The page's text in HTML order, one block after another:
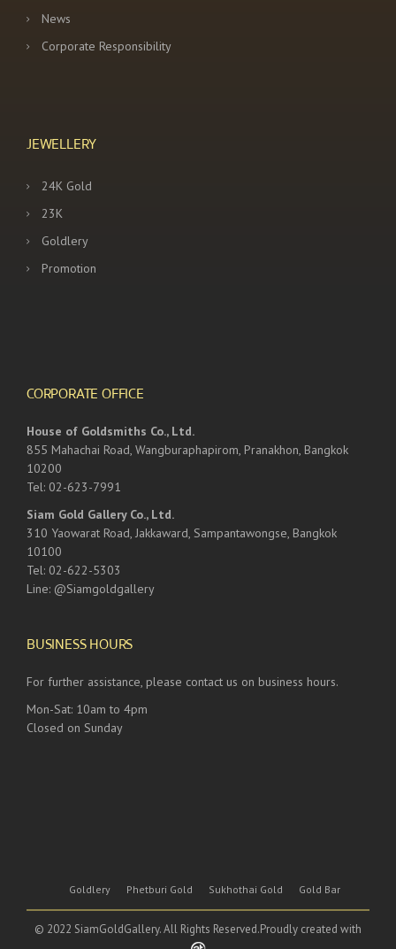
News
Corporate Responsibility
JEWELLERY
24K Gold
23K
Goldlery
Promotion
CORPORATE OFFICE
House of Goldsmiths Co., Ltd.
855 Mahachai Road, Wangburaphapirom, Pranakhon, Bangkok
10200
Tel: 02-623-7991
Siam Gold Gallery Co., Ltd.
310 Yaowarat Road, Jakkaward, Sampantawongse, Bangkok
10100
Tel: 02-622-5303
Line: @Siamgoldgallery
BUSINESS HOURS
For further assistance, please contact us on business hours.
Mon-Sat: 10am to 4pm
Closed on Sunday
Goldlery Phetburi Gold Sukhothai Gold Gold Bar
© 2022 SiamGoldGallery. All Rights Reserved.Proudly created with